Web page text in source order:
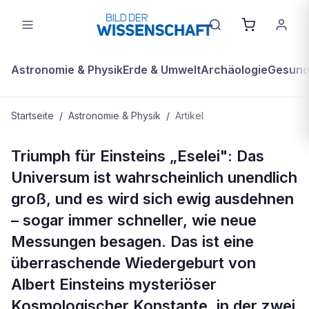
Astronomie & PhysikErde & UmweltArchäologie
Startseite / Astronomie & Physik / Artikel
Titelthema - Bis in alles Ewigkeit:
Neue Beweise für ein
explodierendes All
Triumph für Einsteins „Eselei": Das
Universum ist wahrscheinlich unendlich
groß, und es wird sich ewig ausdehnen
– sogar immer schneller, wie neue
Messungen besagen. Das ist eine
überraschende Wiedergeburt von
Albert Einsteins mysteriöser